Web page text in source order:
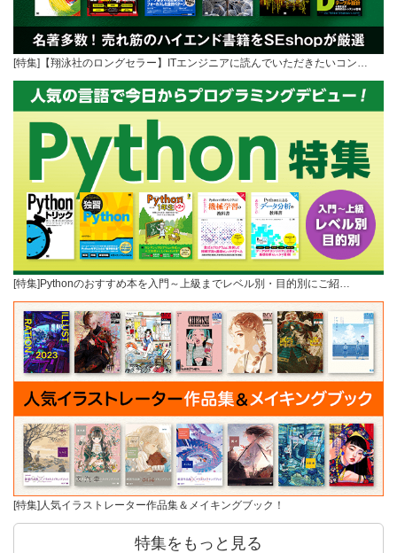
[特集]【翔泳社のロングセラー】ITエンジニアに読んでいただきたいコン…
[特集]Pythonのおすすめ本を入門～上級までレベル別・目的別にご紹…
[特集]人気イラストレーター作品集＆メイキングブック！
特集をもっと見る